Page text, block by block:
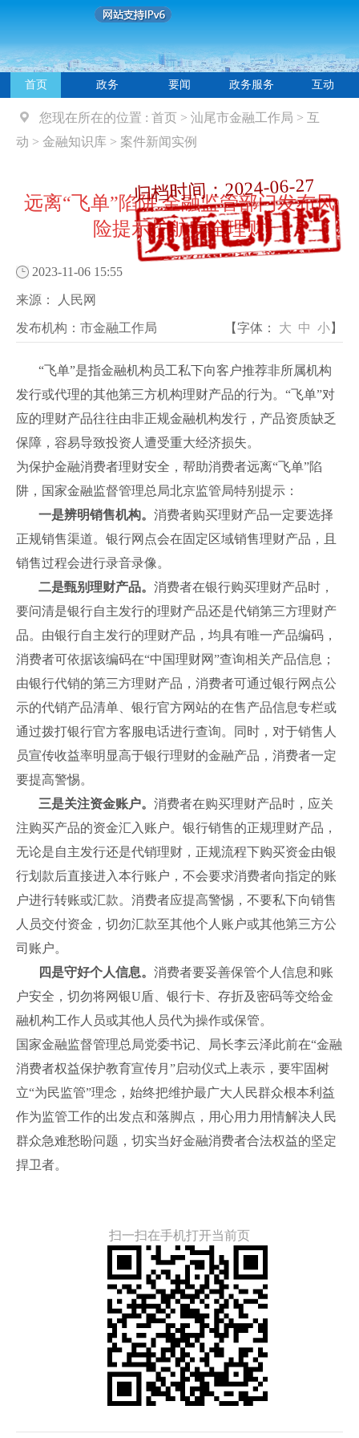
归档时间：2024-06-27
首页 政务 要闻 政务服务 互动
您现在所在的位置 : 首页 > 汕尾市金融工作局 > 互
动 > 金融知识库 > 案件新闻实例
远离“飞单”陷阱 金融监管部门发布风
险提示护航安全理财
2023-11-06 15:55
来源： 人民网
发布机构： 市金融工作局 【字体： 大 中 小】
“飞单”是指金融机构员工私下向客户推荐非所属机构
发行或代理的其他第三方机构理财产品的行为。“飞单”对
应的理财产品往往由非正规金融机构发行，产品资质缺乏
保障，容易导致投资人遭受重大经济损失。
为保护金融消费者理财安全，帮助消费者远离“飞单”陷
阱，国家金融监督管理总局北京监管局特别提示：
一是辨明销售机构。 消费者购买理财产品一定要选择
正规销售渠道。银行网点会在固定区域销售理财产品，且
销售过程会进行录音录像。
二是甄别理财产品。 消费者在银行购买理财产品时，
要问清是银行自主发行的理财产品还是代销第三方理财产
品。由银行自主发行的理财产品，均具有唯一产品编码，
消费者可依据该编码在“中国理财网”查询相关产品信息；
由银行代销的第三方理财产品，消费者可通过银行网点公
示的代销产品清单、银行官方网站的在售产品信息专栏或
通过拨打银行官方客服电话进行查询。同时，对于销售人
员宣传收益率明显高于银行理财的金融产品，消费者一定
要提高警惕。
三是关注资金账户。 消费者在购买理财产品时，应关
注购买产品的资金汇入账户。银行销售的正规理财产品，
无论是自主发行还是代销理财，正规流程下购买资金由银
行划款后直接进入本行账户，不会要求消费者向指定的账
户进行转账或汇款。消费者应提高警惕，不要私下向销售
人员交付资金，切勿汇款至其他个人账户或其他第三方公
司账户。
四是守好个人信息。 消费者要妥善保管个人信息和账
户安全，切勿将网银U盾、银行卡、存折及密码等交给金
融机构工作人员或其他人员代为操作或保管。
国家金融监督管理总局党委书记、局长李云泽此前在“金融
消费者权益保护教育宣传月”启动仪式上表示，要牢固树
立“为民监管”理念，始终把维护最广大人民群众根本利益
作为监管工作的出发点和落脚点，用心用力用情解决人民
群众急难愁盼问题，切实当好金融消费者合法权益的坚定
捍卫者。
扫一扫在手机打开当前页